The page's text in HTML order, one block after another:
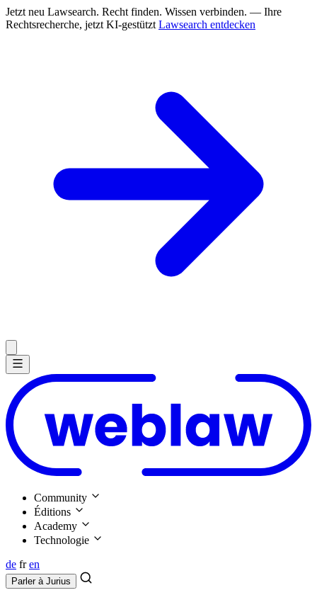
Jetzt neu Lawsearch. Recht finden. Wissen verbinden. — Ihre
Rechtsrecherche, jetzt KI-gestützt Lawsearch entdecken
Community
Éditions
Academy
Technologie
de fr en
Parler à Jurius